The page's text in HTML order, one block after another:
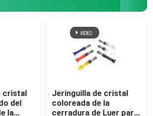
cristal
del
la
Jeringuilla de cristal
coloreada de la
cerradura de Luer para